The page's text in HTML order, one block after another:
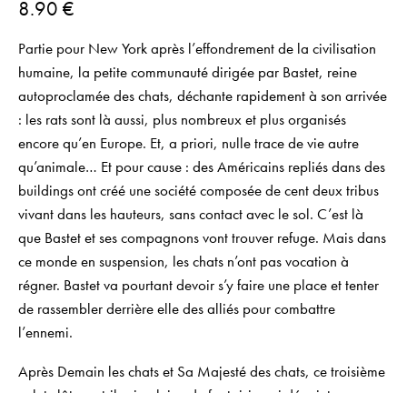
8.90 €
Partie pour New York après l’effondrement de la civilisation
humaine, la petite communauté dirigée par Bastet, reine
autoproclamée des chats, déchante rapidement à son arrivée
: les rats sont là aussi, plus nombreux et plus organisés
encore qu’en Europe. Et, a priori, nulle trace de vie autre
qu’animale… Et pour cause : des Américains repliés dans des
buildings ont créé une société composée de cent deux tribus
vivant dans les hauteurs, sans contact avec le sol. C’est là
que Bastet et ses compagnons vont trouver refuge. Mais dans
ce monde en suspension, les chats n’ont pas vocation à
régner. Bastet va pourtant devoir s’y faire une place et tenter
de rassembler derrière elle des alliés pour combattre
l’ennemi.
Après Demain les chatset Sa Majesté des chats, ce troisième